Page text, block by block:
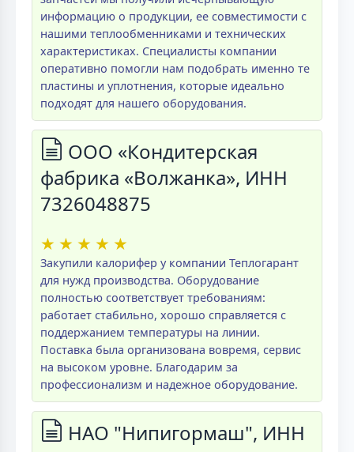
информацию о продукции, ее совместимости с
нашими теплообменниками и технических
характеристиках. Специалисты компании
оперативно помогли нам подобрать именно те
пластины и уплотнения, которые идеально
подходят для нашего оборудования.
ООО «Кондитерская
фабрика «Волжанка», ИНН
7326048875
★ ★ ★ ★ ★
Закупили калорифер у компании Теплогарант
для нужд производства. Оборудование
полностью соответствует требованиям:
работает стабильно, хорошо справляется с
поддержанием температуры на линии.
Поставка была организована вовремя, сервис
на высоком уровне. Благодарим за
профессионализм и надежное оборудование.
НАО "Нипигормаш", ИНН